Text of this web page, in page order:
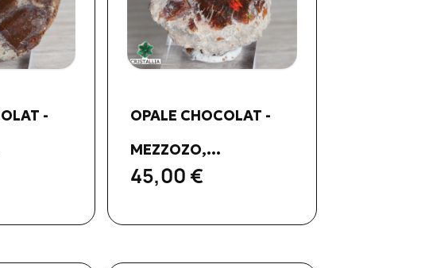
-
OPALE CHOCOLAT -
MEZZOZO,...
45,00 €